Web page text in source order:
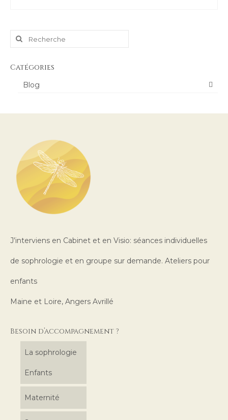
Rechercher
Catégories
Blog
J’interviens en Cabinet et en Visio: séances individuelles
de sophrologie et en groupe sur demande. Ateliers pour
enfants
Maine et Loire, Angers Avrillé
Besoin d’accompagnement ?
La sophrologie
Enfants
Maternité